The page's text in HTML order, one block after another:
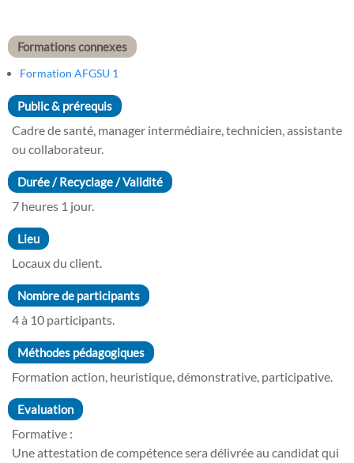
Formations connexes
Formation AFGSU 1
Public & prérequis
Cadre de santé, manager intermédiaire, technicien, assistante
ou collaborateur.
Durée / Recyclage / Validité
7 heures 1 jour.
Lieu
Locaux du client.
Nombre de participants
4 à 10 participants.
Méthodes pédagogiques
Formation action, heuristique, démonstrative, participative.
Evaluation
Formative :
Une attestation de compétence sera délivrée au candidat qui